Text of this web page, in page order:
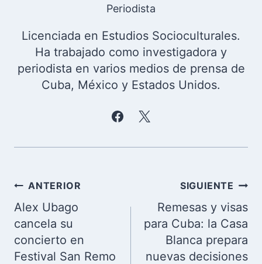
Periodista
Licenciada en Estudios Socioculturales.
Ha trabajado como investigadora y
periodista en varios medios de prensa de
Cuba, México y Estados Unidos.
Navegación
de
entradas
ANTERIOR
Alex Ubago
cancela su
concierto en
Festival San Remo
SIGUIENTE
Remesas y visas
para Cuba: la Casa
Blanca prepara
nuevas decisiones